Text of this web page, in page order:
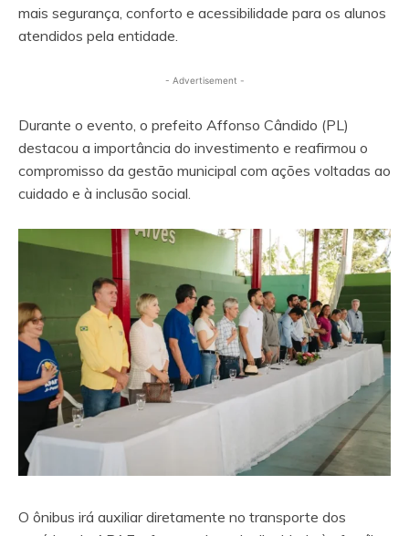
mais segurança, conforto e acessibilidade para os alunos
atendidos pela entidade.
- Advertisement -
Durante o evento, o prefeito Affonso Cândido (PL)
destacou a importância do investimento e reafirmou o
compromisso da gestão municipal com ações voltadas ao
cuidado e à inclusão social.
O ônibus irá auxiliar diretamente no transporte dos